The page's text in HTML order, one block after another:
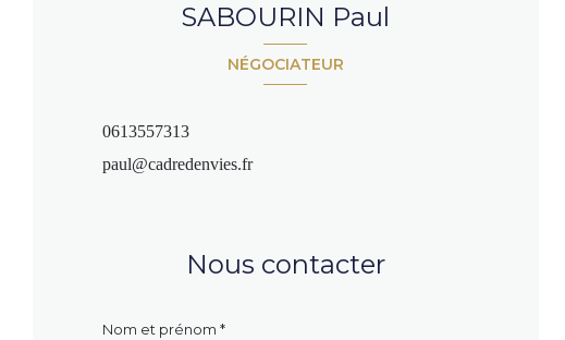
NÉGOCIATEUR
SABOURIN Paul
0613557313
paul@cadredenvies.fr
Nous contacter
Nom et prénom *